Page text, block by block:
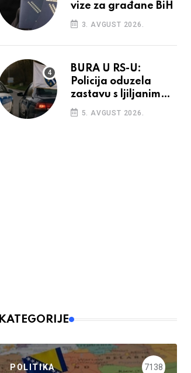
vize za građane BiH
3. AVGUST 2026.
BURA U RS-U:
Policija oduzela
zastavu s ljiljanima,
uručila prekršajni
nalog
5. AVGUST 2026.
KATEGORIJE
POLITIKA 7138